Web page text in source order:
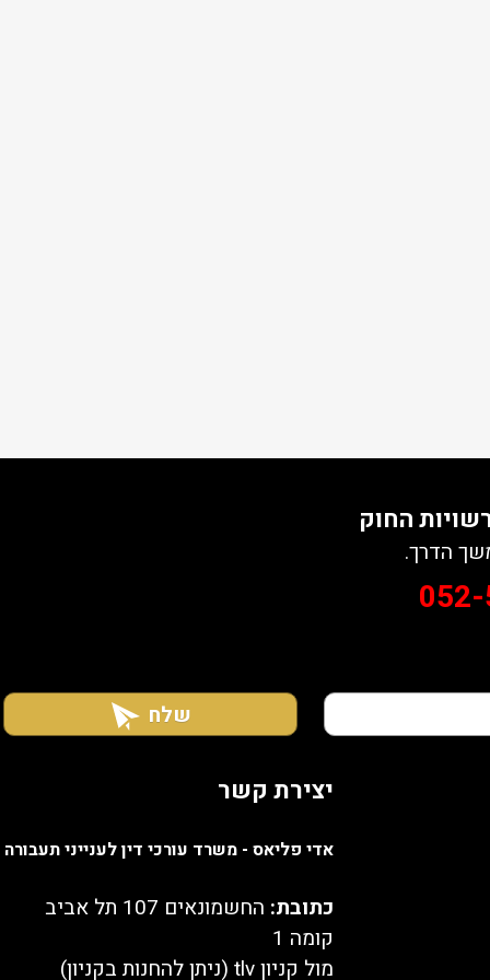
החוק
הדרך.
שלח
יצירת קשר
אדי פליאס - משרד עורכי דין לענייני תעבורה
כתובת:
החשמונאים 107 תל אביב
קומה 1
מול קניון tlv (ניתן להחנות בקניון)